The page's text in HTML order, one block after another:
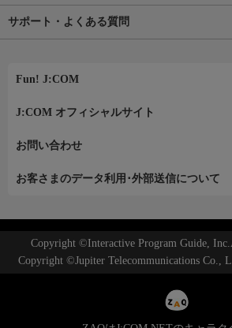
サポート・よくある質問
Fun! J:COM
J:COM オフィシャルサイト
お問い合わせ
お客さまのデータ利用･外部送信について
Copyright ©Interactive Program Guide,
Copyright ©Jupiter Telecommunications Co.,